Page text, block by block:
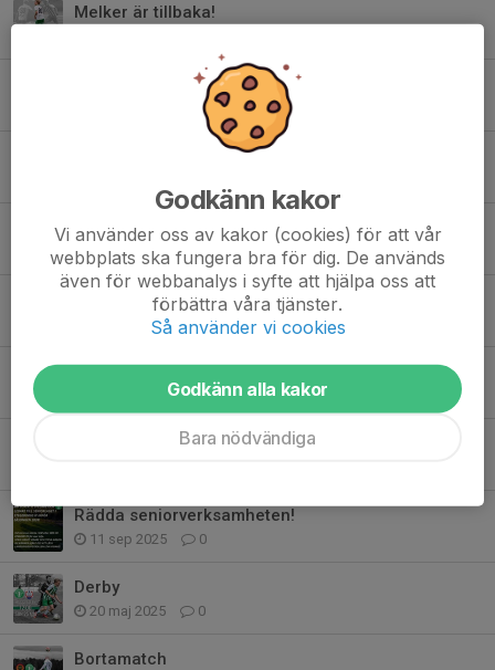
Melker är tillbaka!
0
Nyförvärv
11 dec 2025 0
Ny huvudtränare
8 dec 2025 0
Innebandy på tisdagar
0
SERIESEGRARE DIV 7 2025
Rädda seniorverksamheten!
11 sep 2025 0
Derby
20 maj 2025 0
Bortamatch
Godkänn kakor
Vi använder oss av kakor (cookies) för att vår
webbplats ska fungera bra för dig. De används
även för webbanalys i syfte att hjälpa oss att
förbättra våra tjänster.
Så använder vi cookies
Godkänn alla kakor
Bara nödvändiga